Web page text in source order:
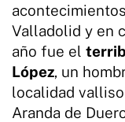
Valladolid y en
año fue el
López, un
localidad
Aranda de